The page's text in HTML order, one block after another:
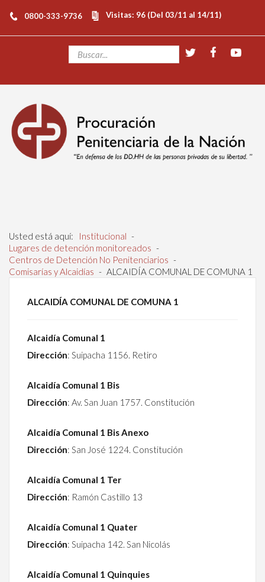
0800-333-9736 Visitas: 96 (Del 03/11 al 14/11)
Usted está aquí: Institucional -
Lugares de detención monitoreados -
Centros de Detención No Penitenciarios -
Comisarías y Alcaidías - ALCAIDÍA COMUNAL DE COMUNA 1
ALCAIDÍA COMUNAL DE COMUNA 1
Alcaidía Comunal 1
Dirección: Suipacha 1156. Retiro
Alcaidía Comunal 1 Bis
Dirección: Av. San Juan 1757. Constitución
Alcaidía Comunal 1 Bis Anexo
Dirección: San José 1224. Constitución
Alcaidía Comunal 1 Ter
Dirección: Ramón Castillo 13
Alcaidía Comunal 1 Quater
Dirección: Suipacha 142. San Nicolás
Alcaidía Comunal 1 Quinquies